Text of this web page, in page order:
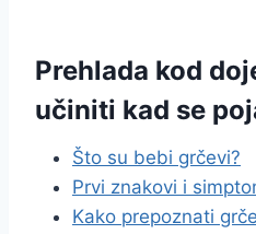
Prehlada kod
učiniti kad se
Što su bebi grčevi?
Prvi znakovi i
Kako prepoznati